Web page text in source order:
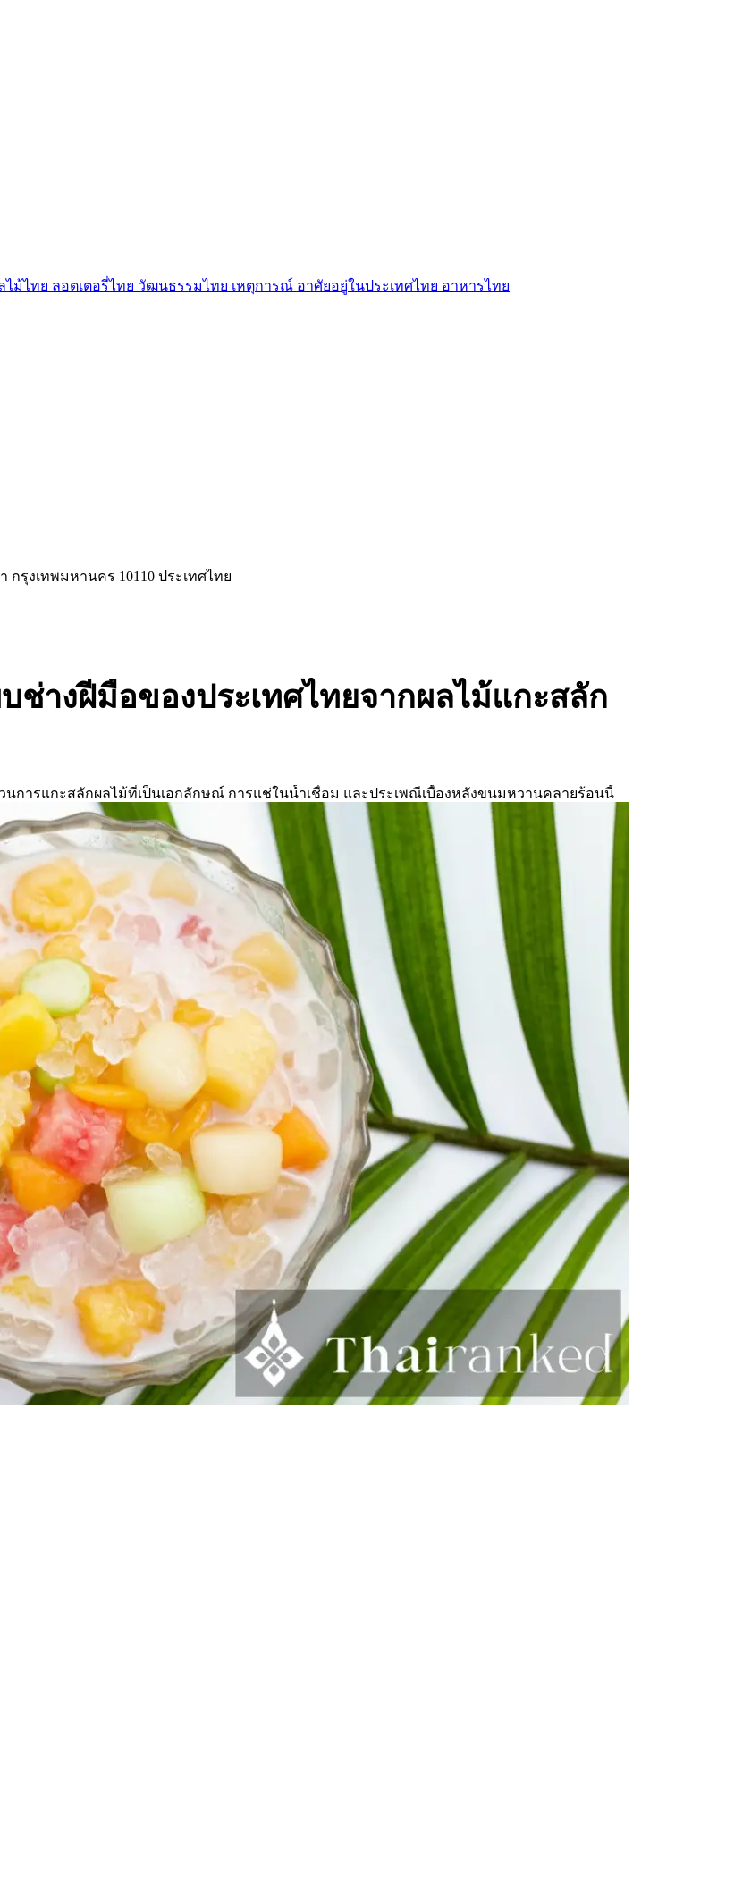
ไม้ไทย ลอตเตอรี่ไทย วัฒนธรรมไทย เหตุการณ์ อาศัยอยู่ในประเทศไทย อาหารไทย
กรุงเทพมหานคร 10110 ประเทศไทย
างฝีมือของประเทศไทยจากผลไม้แกะสลัก
การแกะสลักผลไม้ที่เป็นเอกลักษณ์ การแช่ในน้ำเชื่อม และประเพณีเบื้องหลังขนมหวานคลายร้อนนี้